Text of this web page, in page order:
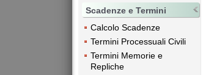
Scadenze e Termini
Calcolo Scadenze
Termini Processuali Civili
Termini Memorie e
Repliche